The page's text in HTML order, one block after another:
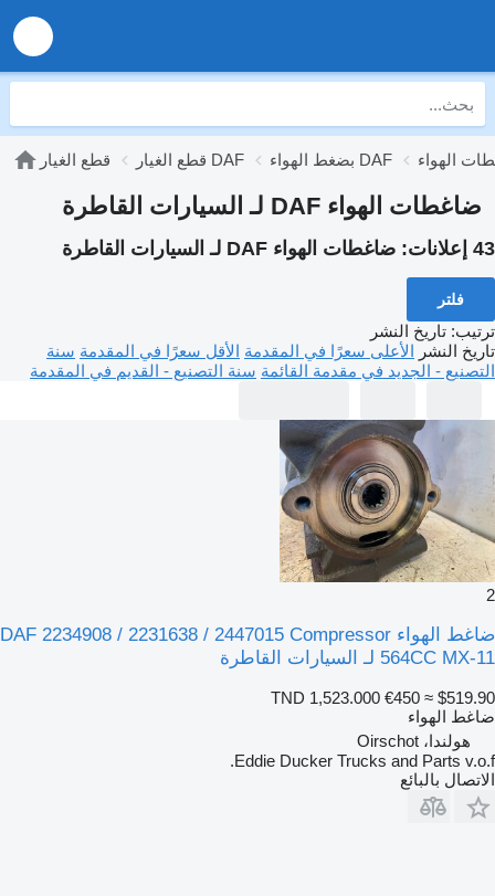
قطع الغيار قطع الغيار DAF بضغط الهواء DAF
ضاغطات الهواء DAF لـ السيارات القاطرة
43 إعلانات: ضاغطات الهواء DAF لـ السيارات القاطرة
فلتر
ترتيب: تاريخ النشر
تاريخ النشر الأعلى سعرًا في المقدمة الأقل سعرًا في المقدمة سنة
التصنيع - الجديد في مقدمة القائمة سنة التصنيع - القديم في المقدمة
2
ضاغط الهواء DAF 2234908 / 2231638 / 2447015 Compressor
564CC MX-11 لـ السيارات القاطرة
TND 1,523.000 €450 ≈ $519.90
ضاغط الهواء
هولندا، Oirschot
Eddie Ducker Trucks and Parts v.o.f.
الاتصال بالبائع